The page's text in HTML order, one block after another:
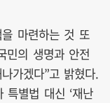
마련하는 것 또
민의 생명과 안전
가겠다”고 밝혔다.
특별법 대신 ‘재난